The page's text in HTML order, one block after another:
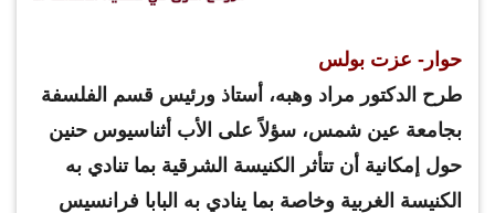
حوار- عزت بولس
طرح الدكتور مراد وهبه، أستاذ ورئيس قسم الفلسفة
بجامعة عين شمس، سؤلاً على الأب أثناسيوس حنين
حول إمكانية أن تتأثر الكنيسة الشرقية بما تنادي به
الكنيسة الغربية وخاصة بما ينادي به البابا فرانسيس